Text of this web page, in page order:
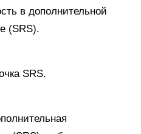
в дополнительной
(SRS).
SRS.